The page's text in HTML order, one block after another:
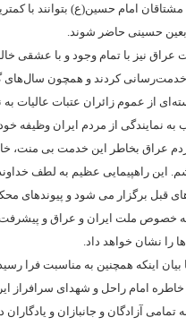
مشتاقان امام حسین(ع) بتوانند با
حسینی حاضر شوند.
عراق نیز با تمام وجود و با عشقی
خدمت‌رسانی کردند و همچون سال‌های
از عموم زائران عتبات عالیات
به نمایندگی از مردم ایران وظیفه
عراق بخاطر این خدمت بی منت،
این راهپیمایی عظیم به لطف
قبل برگزار می شود و پیوندهای
خصوص ملت ایران و عراق و
را نشان خواهد داد.
بیان اینکه همچنین به مناسبت فرا
امام راحل و شهدای سرافراز
تمامی آزادگان و جانبازان و